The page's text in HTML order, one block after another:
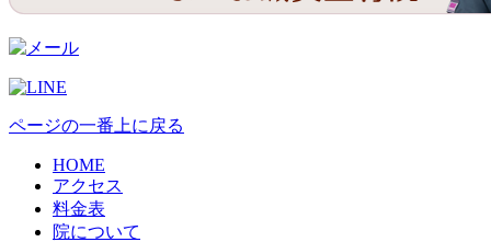
ページの一番上に戻る
HOME
アクセス
料金表
院について